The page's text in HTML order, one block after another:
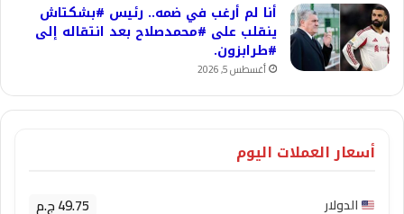
أنا لم أرغب في ضمه.. رئيس #بشكتاش
ينقلب على #محمدصلاح بعد انتقاله إلى
#طرابزون.
أغسطس 5, 2026
أسعار العملات اليوم
الدولار 49.75 ج.م